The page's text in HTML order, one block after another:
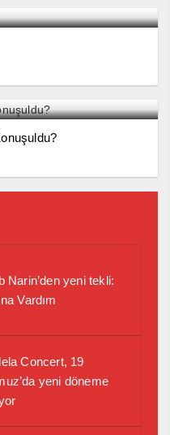
Narin’den yeni tekli:
Vardım
Concert, 19
yeni döneme